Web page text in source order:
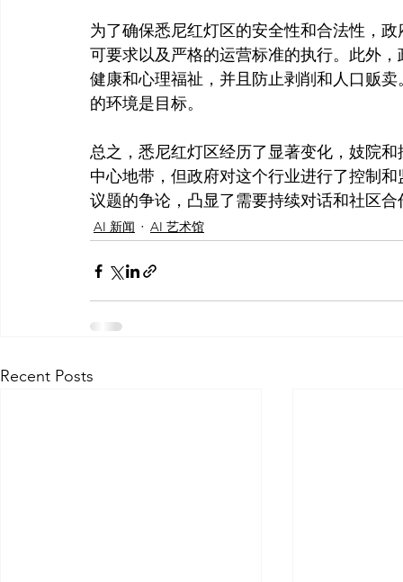
为了确保悉尼红灯区的安全性和合法性，
可要求以及严格的运营标准的执行。此外
健康和心理福祉，并且防止剥削和人口贩
的环境是目标。
总之，悉尼红灯区经历了显著变化，妓院
中心地带，但政府对这个行业进行了控制
议题的争论，凸显了需要持续对话和社区
AI 新闻 AI 艺术馆
Recent Posts